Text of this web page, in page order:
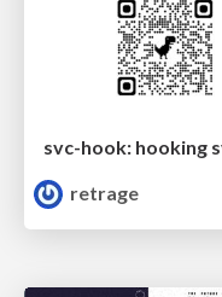
retrage